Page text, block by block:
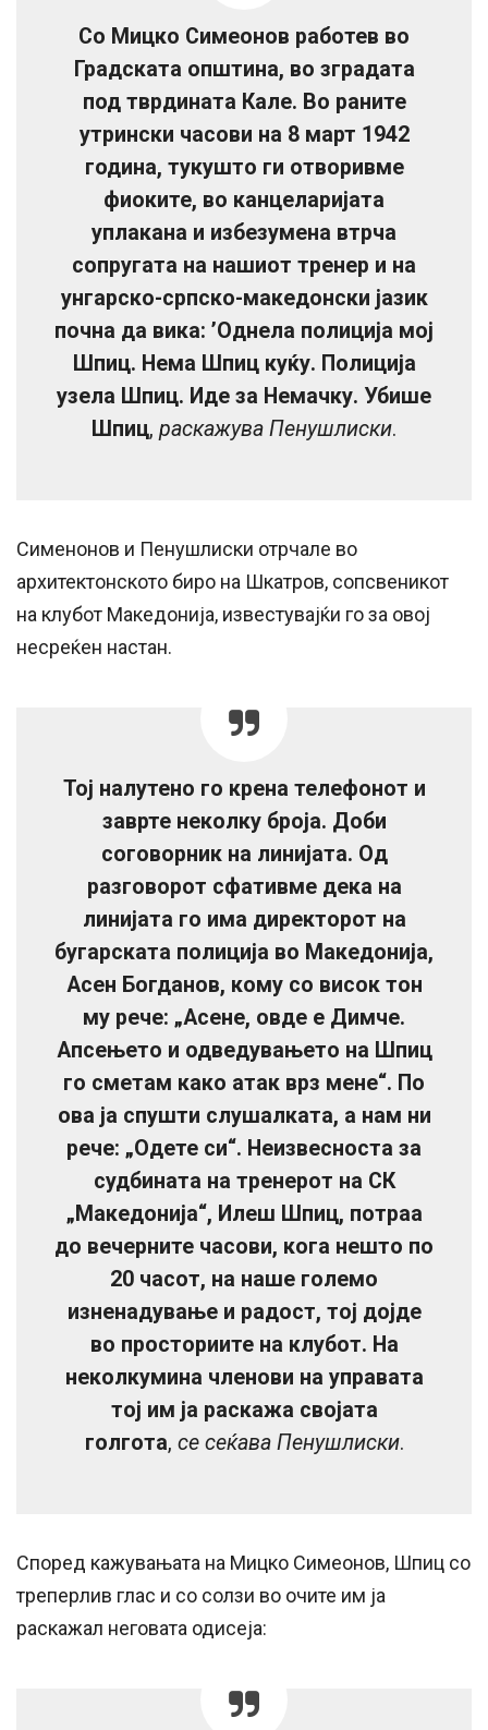
Со Мицко Симеонов работев во
Градската општина, во зградата
под тврдината Кале. Во раните
утрински часови на 8 март 1942
година, тукушто ги отворивме
фиоките, во канцеларијата
уплакана и избезумена втрча
сопругата на нашиот тренер и на
унгарско-српско-македонски јазик
почна да вика: ’Однела полиција мој
Шпиц. Нема Шпиц куќу. Полиција
узела Шпиц. Иде за Немачку. Убише
Шпиц, раскажува Пенушлиски.
Сименонов и Пенушлиски отрчале во
архитектонското биро на Шкатров, сопсвеникот
на клубот Македонија, известувајќи го за овој
несреќен настан.
Тој налутено го крена телефонот и
заврте неколку броја. Доби
соговорник на линијата. Од
разговорот сфативме дека на
линијата го има директорот на
бугарската полиција во Македонија,
Асен Богданов, кому со висок тон
му рече: „Асене, овде е Димче.
Апсењето и одведувањето на Шпиц
го сметам како атак врз мене“. По
ова ја спушти слушалката, а нам ни
рече: „Одете си“. Неизвесноста за
судбината на тренерот на СК
„Македонија“, Илеш Шпиц, потраа
до вечерните часови, кога нешто по
20 часот, на наше големо
изненадување и радост, тој дојде
во просториите на клубот. На
неколкумина членови на управата
тој им ја раскажа својата
голгота, се сеќава Пенушлиски.
Според кажувањата на Мицко Симеонов, Шпиц со
треперлив глас и со солзи во очите им ја
раскажал неговата одисеја: